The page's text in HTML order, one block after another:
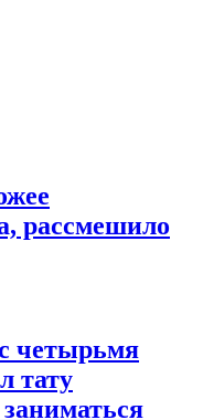
рассмешило
четырьмя
тату